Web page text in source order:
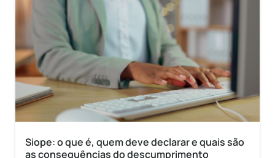
Siope: o que é, quem deve declarar e quais são
as consequências do descumprimento